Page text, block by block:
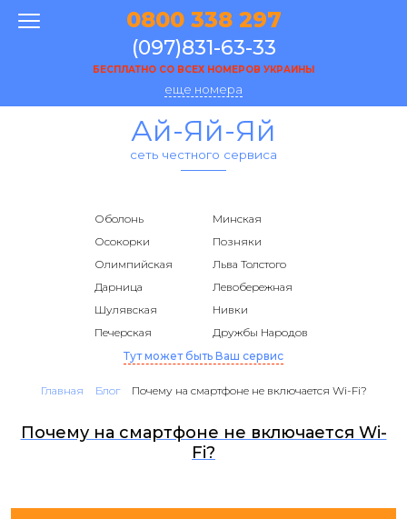
0800 338 297
(097)831-63-33
БЕСПЛАТНО СО ВСЕХ НОМЕРОВ УКРАИНЫ
еще номера
Ай-Яй-Яй
сеть честного сервиса
Оболонь
Минская
Осокорки
Позняки
Олимпийская
Льва Толстого
Дарница
Левобережная
Шулявская
Нивки
Печерская
Дружбы Народов
Тут может быть Ваш сервис
Главная Блог Почему на смартфоне не включается Wi-Fi?
Почему на смартфоне не включается Wi-
Fi?